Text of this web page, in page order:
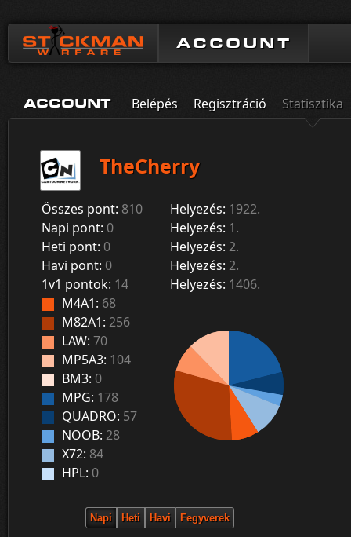
ACCOUNT
ACCOUNT Belépés Regisztráció Statisztika
TheCherry
Összes pont: 810 Helyezés: 1922.
Napi pont: 0 Helyezés: 1.
Heti pont: 0 Helyezés: 2.
Havi pont: 0 Helyezés: 2.
1v1 pontok: 14 Helyezés: 1406.
M4A1: 68
M82A1: 256
LAW: 70
MP5A3: 104
BM3: 0
MPG: 178
QUADRO: 57
NOOB: 28
X72: 84
HPL: 0